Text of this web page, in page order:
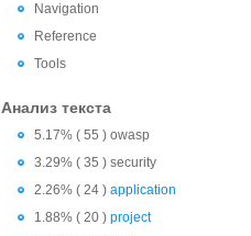
Navigation
Reference
Tools
Анализ текста
5.17% ( 55 ) owasp
3.29% ( 35 ) security
2.26% ( 24 ) application
1.88% ( 20 ) project